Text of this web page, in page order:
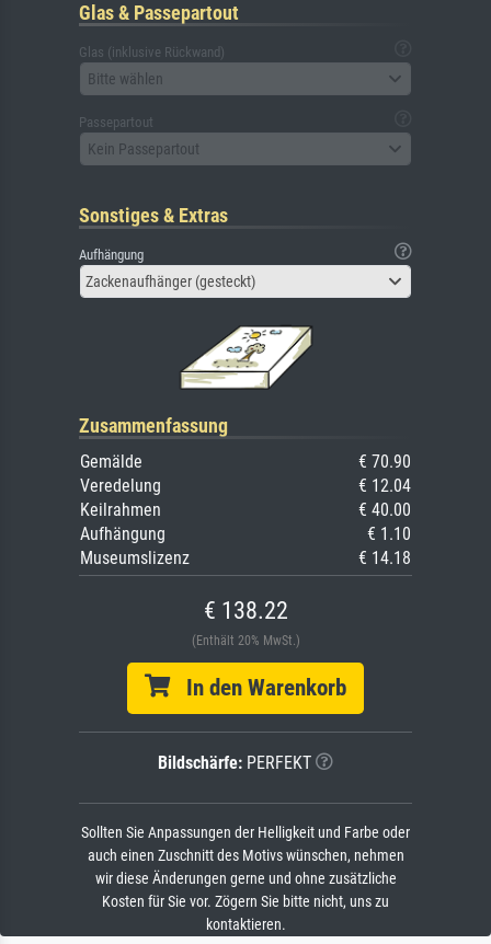
Glas & Passepartout
Glas (inklusive Rückwand)
Bitte wählen
Passepartout
Kein Passepartout
Sonstiges & Extras
Aufhängung
Zackenaufhänger (gesteckt)
Zusammenfassung
Gemälde
€ 70.90
Veredelung
€ 12.04
Keilrahmen
€ 40.00
Aufhängung
€ 1.10
Museumslizenz
€ 14.18
€ 138.22
(Enthält 20% MwSt.)
In den Warenkorb
Bildschärfe: PERFEKT
Sollten Sie Anpassungen der Helligkeit und Farbe oder
auch einen Zuschnitt des Motivs wünschen, nehmen
wir diese Änderungen gerne und ohne zusätzliche
Kosten für Sie vor. Zögern Sie bitte nicht, uns zu
kontaktieren.